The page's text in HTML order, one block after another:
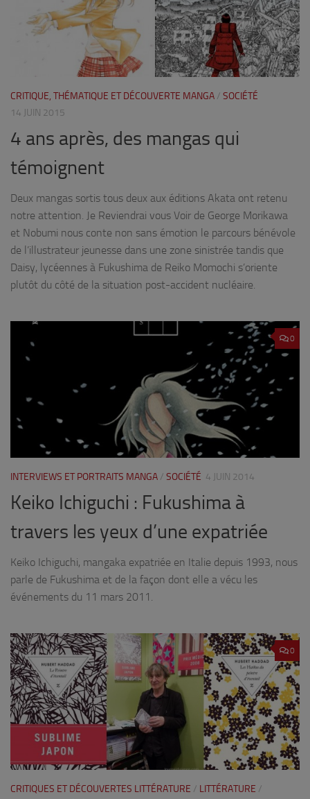
CRITIQUE, THÉMATIQUE ET DÉCOUVERTE MANGA / SOCIÉTÉ
14 JUIN 2015
4 ans après, des mangas qui
témoignent
Deux mangas sortis tous deux aux éditions Akata ont retenu
notre attention. Je Reviendrai vous Voir de George Morikawa
et Nobumi nous conte non sans émotion le parcours bénévole
de l’illustrateur jeunesse dans une zone sinistrée tandis que
Daisy, lycéennes à Fukushima de Reiko Momochi s’oriente
plutôt du côté de la situation post-accident nucléaire.
0
INTERVIEWS ET PORTRAITS MANGA / SOCIÉTÉ 4 JUIN 2014
Keiko Ichiguchi : Fukushima à
travers les yeux d’une expatriée
Keiko Ichiguchi, mangaka expatriée en Italie depuis 1993, nous
parle de Fukushima et de la façon dont elle a vécu les
événements du 11 mars 2011.
0
CRITIQUES ET DÉCOUVERTES LITTÉRATURE / LITTÉRATURE /